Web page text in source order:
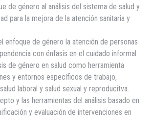
de género al análisis del sistema de salud y
para la mejora de la atención sanitaria y
enfoque de género la atención de personas
con énfasis en el cuidado informal.
de género en salud como herramienta
y entornos específicos de trabajo,
laboral y salud sexual y reproducitva.
y las herramientas del análisis basado en
y evaluación de intervenciones en